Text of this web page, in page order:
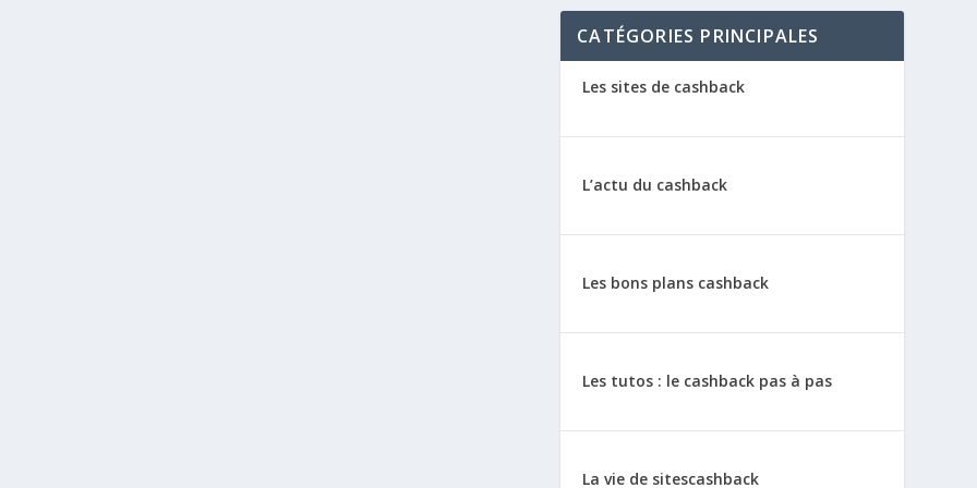
CATÉGORIES PRINCIPALES
Les sites de cashback
L’actu du cashback
Les bons plans cashback
Les tutos : le cashback pas à pas
La vie de sitescashback